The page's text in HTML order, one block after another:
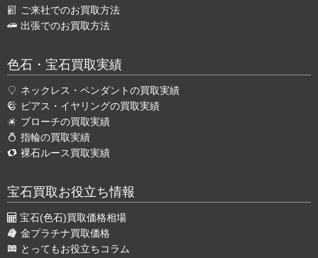
ご来社でのお買取方法
出張でのお買取方法
色石・宝石買取実績
ネックレス・ペンダントの買取実績
ピアス・イヤリングの買取実績
ブローチの買取実績
指輪の買取実績
裸石ルース買取実績
宝石買取お役立ち情報
宝石(色石)買取価格相場
金プラチナ買取価格
とってもお役立ちコラム